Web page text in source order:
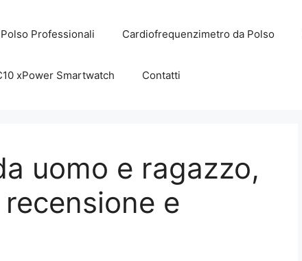
Professionali Cardiofrequenzimetro da Polso
xPower Smartwatch Contatti
uomo e ragazzo,
e